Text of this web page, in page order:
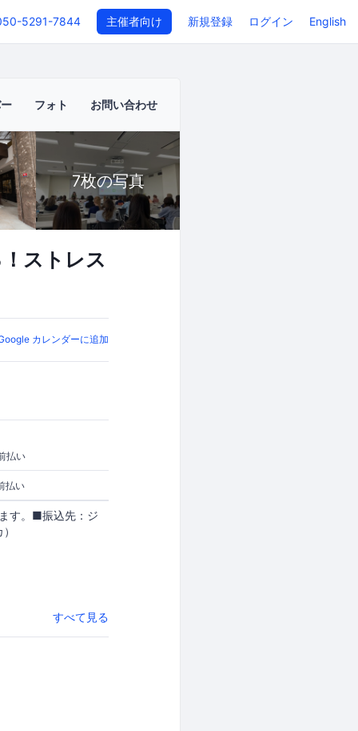
5291-7844 主催者向け 新規登録 ログイン English
フォト お問い合わせ
7枚の写真
ストレス
カレンダーに追加
払い
払い
す。■振込先：ジ
すべて見る